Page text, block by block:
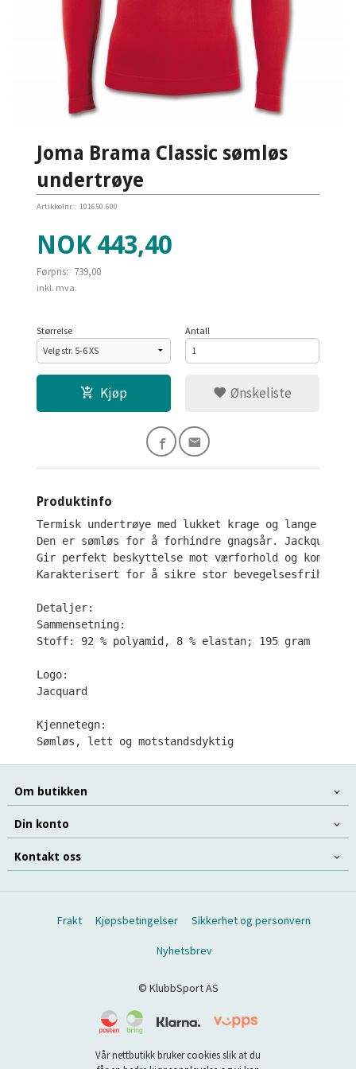
Joma Brama Classic sømløs
undertrøye
Artikkelnr.: 101650.600
Tilbud
NOK 443,40
Førpris: 739,00
Rabatt
inkl. mva.
Størrelse Antall
Kjøp Ønskeliste
Produktinfo
Termisk undertrøye med lukket krage og lange
Den er sømløs for å forhindre gnagsår.
Gir perfekt beskyttelse mot værforhold og
Karakterisert for å sikre stor bevegelsesfrihet,
Detaljer:
Sammensetning:
Stoff: 92 % polyamid, 8 % elastan; 195 gram
Logo:
Jacquard
Kjennetegn:
Sømløs, lett og motstandsdyktig
Om butikken
Din konto
Kontakt oss
Frakt Kjøpsbetingelser Sikkerhet og personvern
Nyhetsbrev
© KlubbSport AS
Vår nettbutikk bruker cookies slik at du